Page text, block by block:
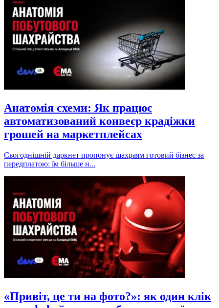
Анатомія схеми: Як працює
автоматизований конвеєр крадіжки
грошей на маркетплейсах
Сьогоднішній даркнет пропонує шахраям готовий бізнес за
передплатою: їм більше н...
«Привіт, це ти на фото?»: як один клік